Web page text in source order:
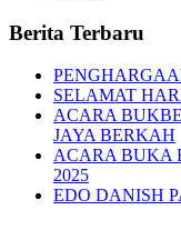
Berita Terbaru
SELAMAT
ACARA
JAYA BERKAH
ACARA BUKA
2025
EDO DANISH